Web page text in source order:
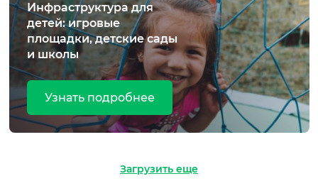
Инфраструктура для
детей: игровые
площадки, детские сады
и школы
Узнать подробнее
Загрузить еще